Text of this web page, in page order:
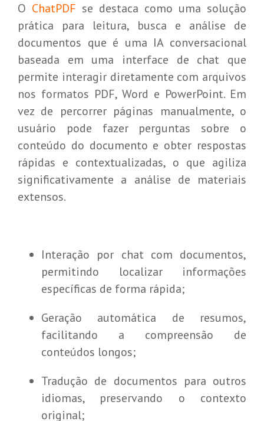
O ChatPDF se destaca como uma solução
prática para leitura, busca e análise de
documentos que é uma IA conversacional
baseada em uma interface de chat que
permite interagir diretamente com arquivos
nos formatos PDF, Word e PowerPoint. Em
vez de percorrer páginas manualmente, o
usuário pode fazer perguntas sobre o
conteúdo do documento e obter respostas
rápidas e contextualizadas, o que agiliza
significativamente a análise de materiais
extensos.
Interação por chat com documentos,
permitindo localizar informações
específicas de forma rápida;
Geração automática de resumos,
facilitando a compreensão de
conteúdos longos;
Tradução de documentos para outros
idiomas, preservando o contexto
original;